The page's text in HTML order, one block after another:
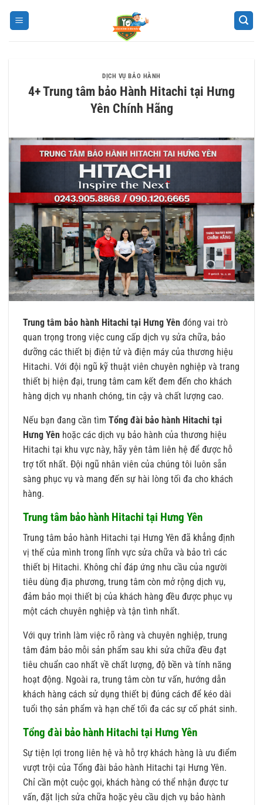
DỊCH VỤ BẢO HÀNH
4+ Trung tâm bảo Hành Hitachi tại Hưng
Yên Chính Hãng
Trung tâm bảo hành Hitachi tại Hưng Yên đóng vai trò
quan trọng trong việc cung cấp dịch vụ sửa chữa, bảo
dưỡng các thiết bị điện tử và điện máy của thương hiệu
Hitachi. Với đội ngũ kỹ thuật viên chuyên nghiệp và trang
thiết bị hiện đại, trung tâm cam kết đem đến cho khách
hàng dịch vụ nhanh chóng, tin cậy và chất lượng cao.
Nếu bạn đang cần tìm Tổng đài bảo hành Hitachi tại
Hưng Yên hoặc các dịch vụ bảo hành của thương hiệu
Hitachi tại khu vực này, hãy yên tâm liên hệ để được hỗ
trợ tốt nhất. Đội ngũ nhân viên của chúng tôi luôn sẵn
sàng phục vụ và mang đến sự hài lòng tối đa cho khách
hàng.
Trung tâm bảo hành Hitachi tại Hưng Yên
Trung tâm bảo hành Hitachi tại Hưng Yên đã khẳng định
vị thế của mình trong lĩnh vực sửa chữa và bảo trì các
thiết bị Hitachi. Không chỉ đáp ứng nhu cầu của người
tiêu dùng địa phương, trung tâm còn mở rộng dịch vụ,
đảm bảo mọi thiết bị của khách hàng đều được phục vụ
một cách chuyên nghiệp và tận tình nhất.
Với quy trình làm việc rõ ràng và chuyên nghiệp, trung
tâm đảm bảo mỗi sản phẩm sau khi sửa chữa đều đạt
tiêu chuẩn cao nhất về chất lượng, độ bền và tính năng
hoạt động. Ngoài ra, trung tâm còn tư vấn, hướng dẫn
khách hàng cách sử dụng thiết bị đúng cách để kéo dài
tuổi thọ sản phẩm và hạn chế tối đa các sự cố phát sinh.
Tổng đài bảo hành Hitachi tại Hưng Yên
Sự tiện lợi trong liên hệ và hỗ trợ khách hàng là ưu điểm
vượt trội của Tổng đài bảo hành Hitachi tại Hưng Yên.
Chỉ cần một cuộc gọi, khách hàng có thể nhận được tư
vấn, đặt lịch sửa chữa hoặc yêu cầu dịch vụ bảo hành